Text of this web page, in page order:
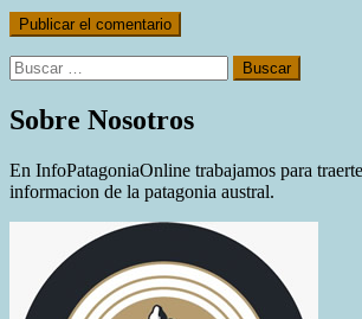
Buscar:
Sobre Nosotros
En InfoPatagoniaOnline trabajamos para
informacion de la patagonia austral.